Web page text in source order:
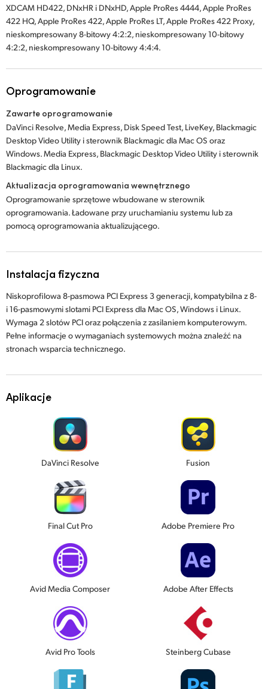
XDCAM HD422, DNxHR i DNxHD, Apple ProRes 4444, Apple ProRes
422 HQ, Apple ProRes 422, Apple ProRes LT, Apple ProRes 422 Proxy,
nieskompresowany 8-bitowy 4:2:2, nieskompresowany 10-bitowy
4:2:2, nieskompresowany 10-bitowy 4:4:4.
Oprogramowanie
Zawarte oprogramowanie
DaVinci Resolve, Media Express, Disk Speed Test, LiveKey, Blackmagic
Desktop Video Utility i sterownik Blackmagic dla Mac OS oraz
Windows. Media Express, Blackmagic Desktop Video Utility i sterownik
Blackmagic dla Linux.
Aktualizacja oprogramowania wewnętrznego
Oprogramowanie sprzętowe wbudowane w sterownik
oprogramowania. Ładowane przy uruchamianiu systemu lub za
pomocą oprogramowania aktualizującego.
Instalacja fizyczna
Niskoprofilowa 8-pasmowa PCI Express 3 generacji, kompatybilna z 8-
i 16-pasmowymi slotami PCI Express dla Mac OS, Windows i Linux.
Wymaga 2 slotów PCI oraz połączenia z zasilaniem komputerowym.
Pełne informacje o wymaganiach systemowych można znaleźć na
stronach wsparcia technicznego.
Aplikacje
DaVinci Resolve Fusion
Final Cut Pro Adobe Premiere Pro
Avid Media Composer Adobe After Effects
Avid Pro Tools Steinberg Cubase